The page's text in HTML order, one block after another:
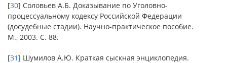
[30] Соловьев А.Б. Доказывание по Уголовно-
процессуальному кодексу Российской Федерации
(досудебные стадии). Научно-практическое пособие.
М., 2003. С. 88.
[31] Шумилов А.Ю. Краткая сыскная энциклопедия.